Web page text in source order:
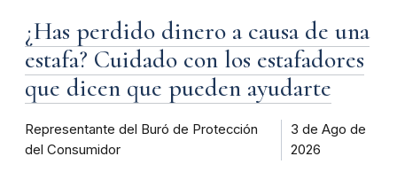
¿Has perdido dinero a causa de una
estafa? Cuidado con los estafadores
que dicen que pueden ayudarte
Representante del Buró de Protección
del Consumidor
3 de Ago de
2026